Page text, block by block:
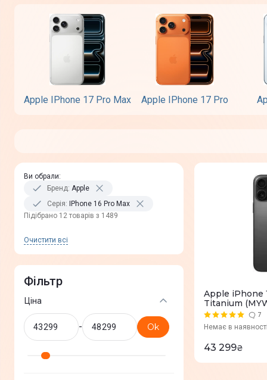
Apple IPhone 17 Pro Max Apple IPhone 17 Pro
Ви обрали:
Бренд: Apple
Серія:
IPhone 16 Pro Max
Пiдiбрано 12 товарів з 1489
Очистити всi
Фільтр
Ціна
- Ok
Apple iPhone
Titanium
7
Немає в наявності
43 299₴